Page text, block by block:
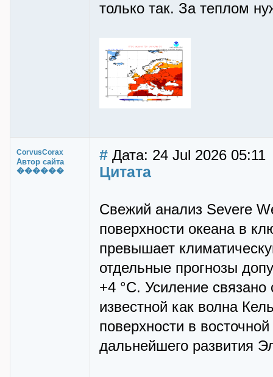
только так. За теплом
CorvusCorax
Автор сайта
������
# Дата: 24 Jul 2026 05:11
Цитата
Свежий анализ Severe
поверхности океана в
превышает
отдельные прогнозы
+4 °C. Усиление
известной как волна
поверхности в
дальнейшего развития